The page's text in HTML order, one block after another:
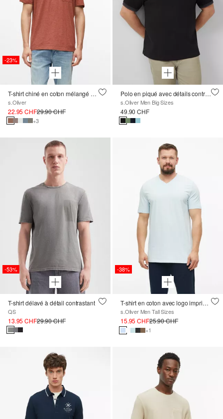
-23%
T-shirt chiné en coton mélangé avec poche poitrine
s.Oliver
22.95 CHF29.90 CHF
+3
Polo en piqué avec détails contrastés
s.Oliver Men Big Sizes
49.90 CHF
-53%
T-shirt délavé à détail contrastant
QS
13.95 CHF29.90 CHF
-38%
T-shirt en coton avec logo imprimé et col en V
s.Oliver Men Tall Sizes
15.95 CHF25.90 CHF
+1